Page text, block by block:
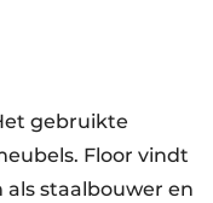
gebruikte
Floor vindt
staalbouwer en